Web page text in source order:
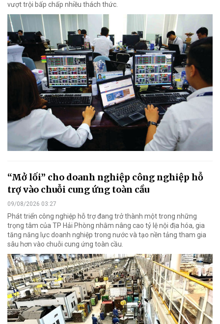
vượt trội bấp chấp nhiều thách thức.
“Mở lối” cho doanh nghiệp công nghiệp hỗ
trợ vào chuỗi cung ứng toàn cầu
09/08/2026 03:27
Phát triển công nghiệp hỗ trợ đang trở thành một trong những
trọng tâm của TP Hải Phòng nhằm nâng cao tỷ lệ nội địa hóa, gia
tăng năng lực doanh nghiệp trong nước và tạo nền tảng tham gia
sâu hơn vào chuỗi cung ứng toàn cầu.